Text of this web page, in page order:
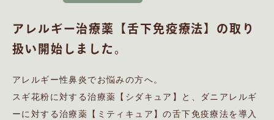
アレルギー治療薬【舌下免疫療法】の取り
扱い開始しました。
アレルギー性鼻炎でお悩みの方へ。
スギ花粉に対する治療薬【シダキュア】と、ダニアレルギ
ーに対する治療薬【ミティキュア】の舌下免疫療法を導入